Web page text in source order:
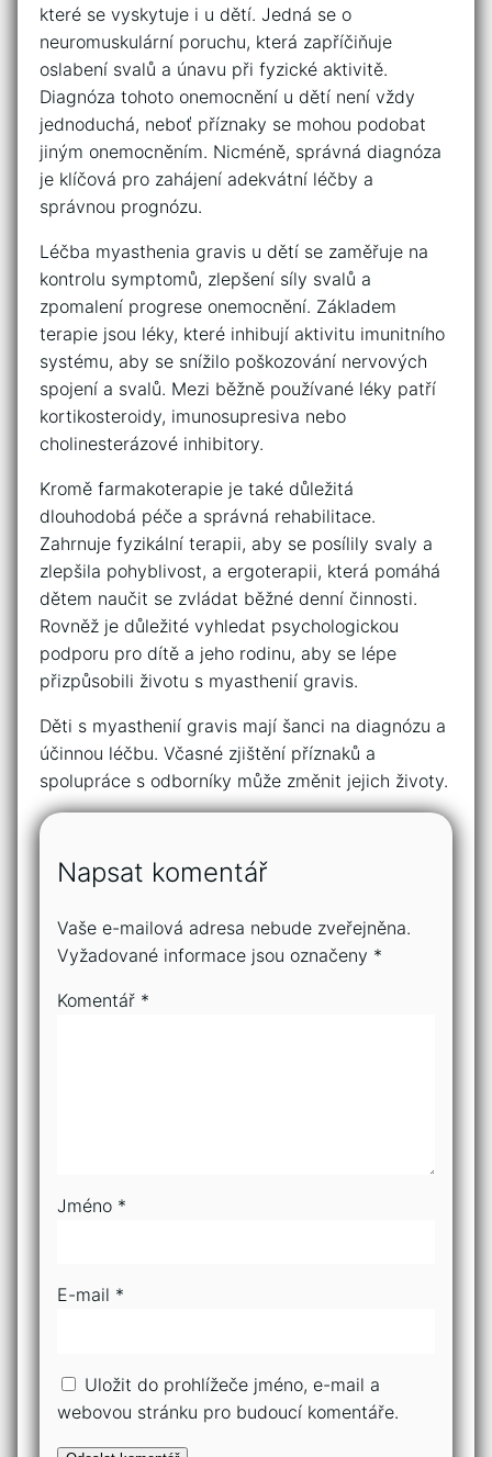
které se vyskytuje i u dětí. Jedná se o
neuromuskulární poruchu, která⁢ zapříčiňuje⁤
oslabení‍ svalů a ​únavu při‍ fyzické aktivitě.
Diagnóza ⁣tohoto‍ onemocnění​ u dětí není vždy
jednoduchá, neboť příznaky se mohou podobat
jiným onemocněním. Nicméně, správná diagnóza
je klíčová pro⁢ zahájení adekvátní léčby a
⁣správnou​ prognózu.
Léčba myasthenia gravis u dětí⁢ se zaměřuje ‍na⁢
kontrolu symptomů,‍ zlepšení síly⁣ svalů⁣ a
zpomalení‍ progrese onemocnění. Základem
terapie​ jsou‌ léky, ‍které inhibují aktivitu imunitního
systému, ‌aby se snížilo⁣ poškozování nervových
⁣spojení a⁢ svalů. Mezi běžně používané ‌léky patří
kortikosteroidy, imunosupresiva ​nebo
cholinesterázové inhibitory.
Kromě farmakoterapie je ​také důležitá
‍dlouhodobá péče a‍ správná ⁣rehabilitace.
Zahrnuje ‍fyzikální terapii,⁢ aby‌ se posílily svaly a
zlepšila pohyblivost, a ergoterapii, ​která ⁤pomáhá
dětem naučit ⁤se ​zvládat běžné denní činnosti. ​
Rovněž ⁤je důležité vyhledat ⁤psychologickou
podporu⁢ pro dítě a jeho rodinu, ⁤aby se⁣ lépe
přizpůsobili životu s myasthenií gravis.
Děti s myasthenií gravis mají šanci⁢ na ⁣diagnózu a
⁣účinnou léčbu. ⁤Včasné zjištění příznaků‍ a
spolupráce s odborníky může změnit jejich životy.
Napsat komentář
Vaše e-mailová adresa nebude zveřejněna.
Vyžadované informace jsou označeny *
Komentář *
Jméno *
E-mail *
Uložit do prohlížeče jméno, e-mail a
webovou stránku pro budoucí komentáře.